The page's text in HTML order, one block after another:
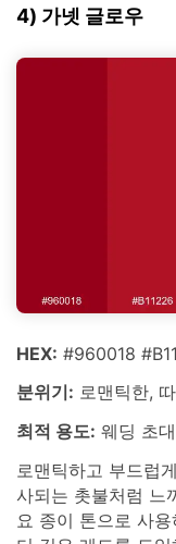
4) 가넷 글로우
HEX: #960018
분위기: 로맨틱한,
최적 용도: 웨딩 초
로맨틱하고 부드럽
사되는 촛불처럼 느
요 종이 톤으로 사